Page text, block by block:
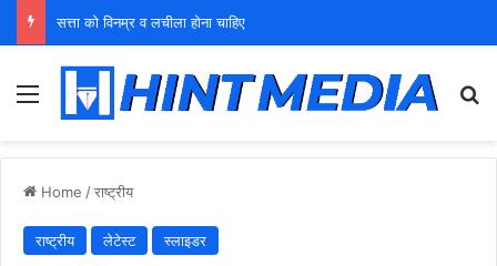
युवा शक्ति को पहचाने बूढ़ा नेतृत्व
Menu
Home /राष्ट्रीय
राष्ट्रीय लेटेस्ट स्लाइडर